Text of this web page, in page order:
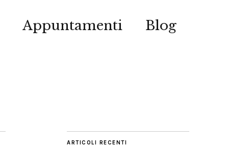
Appuntamenti Blog
ARTICOLI RECENTI